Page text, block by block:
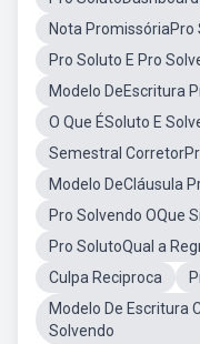
Nota PromissóriaPro
Pro Soluto E Pro
Modelo DeEscritura
O Que ÉSoluto E
Semestral
Modelo DeCláusula
Pro Solvendo OQue
Pro SolutoQual a
Culpa Reciproca
Modelo De Escritura
Solvendo